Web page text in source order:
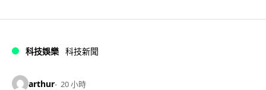
科技娛樂 科技新聞
arthur 20 小時